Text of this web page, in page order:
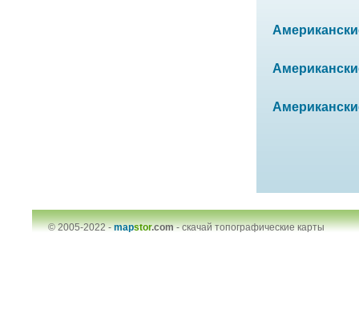
© 2005-2022 -mapstor.com-скачай топографические карты